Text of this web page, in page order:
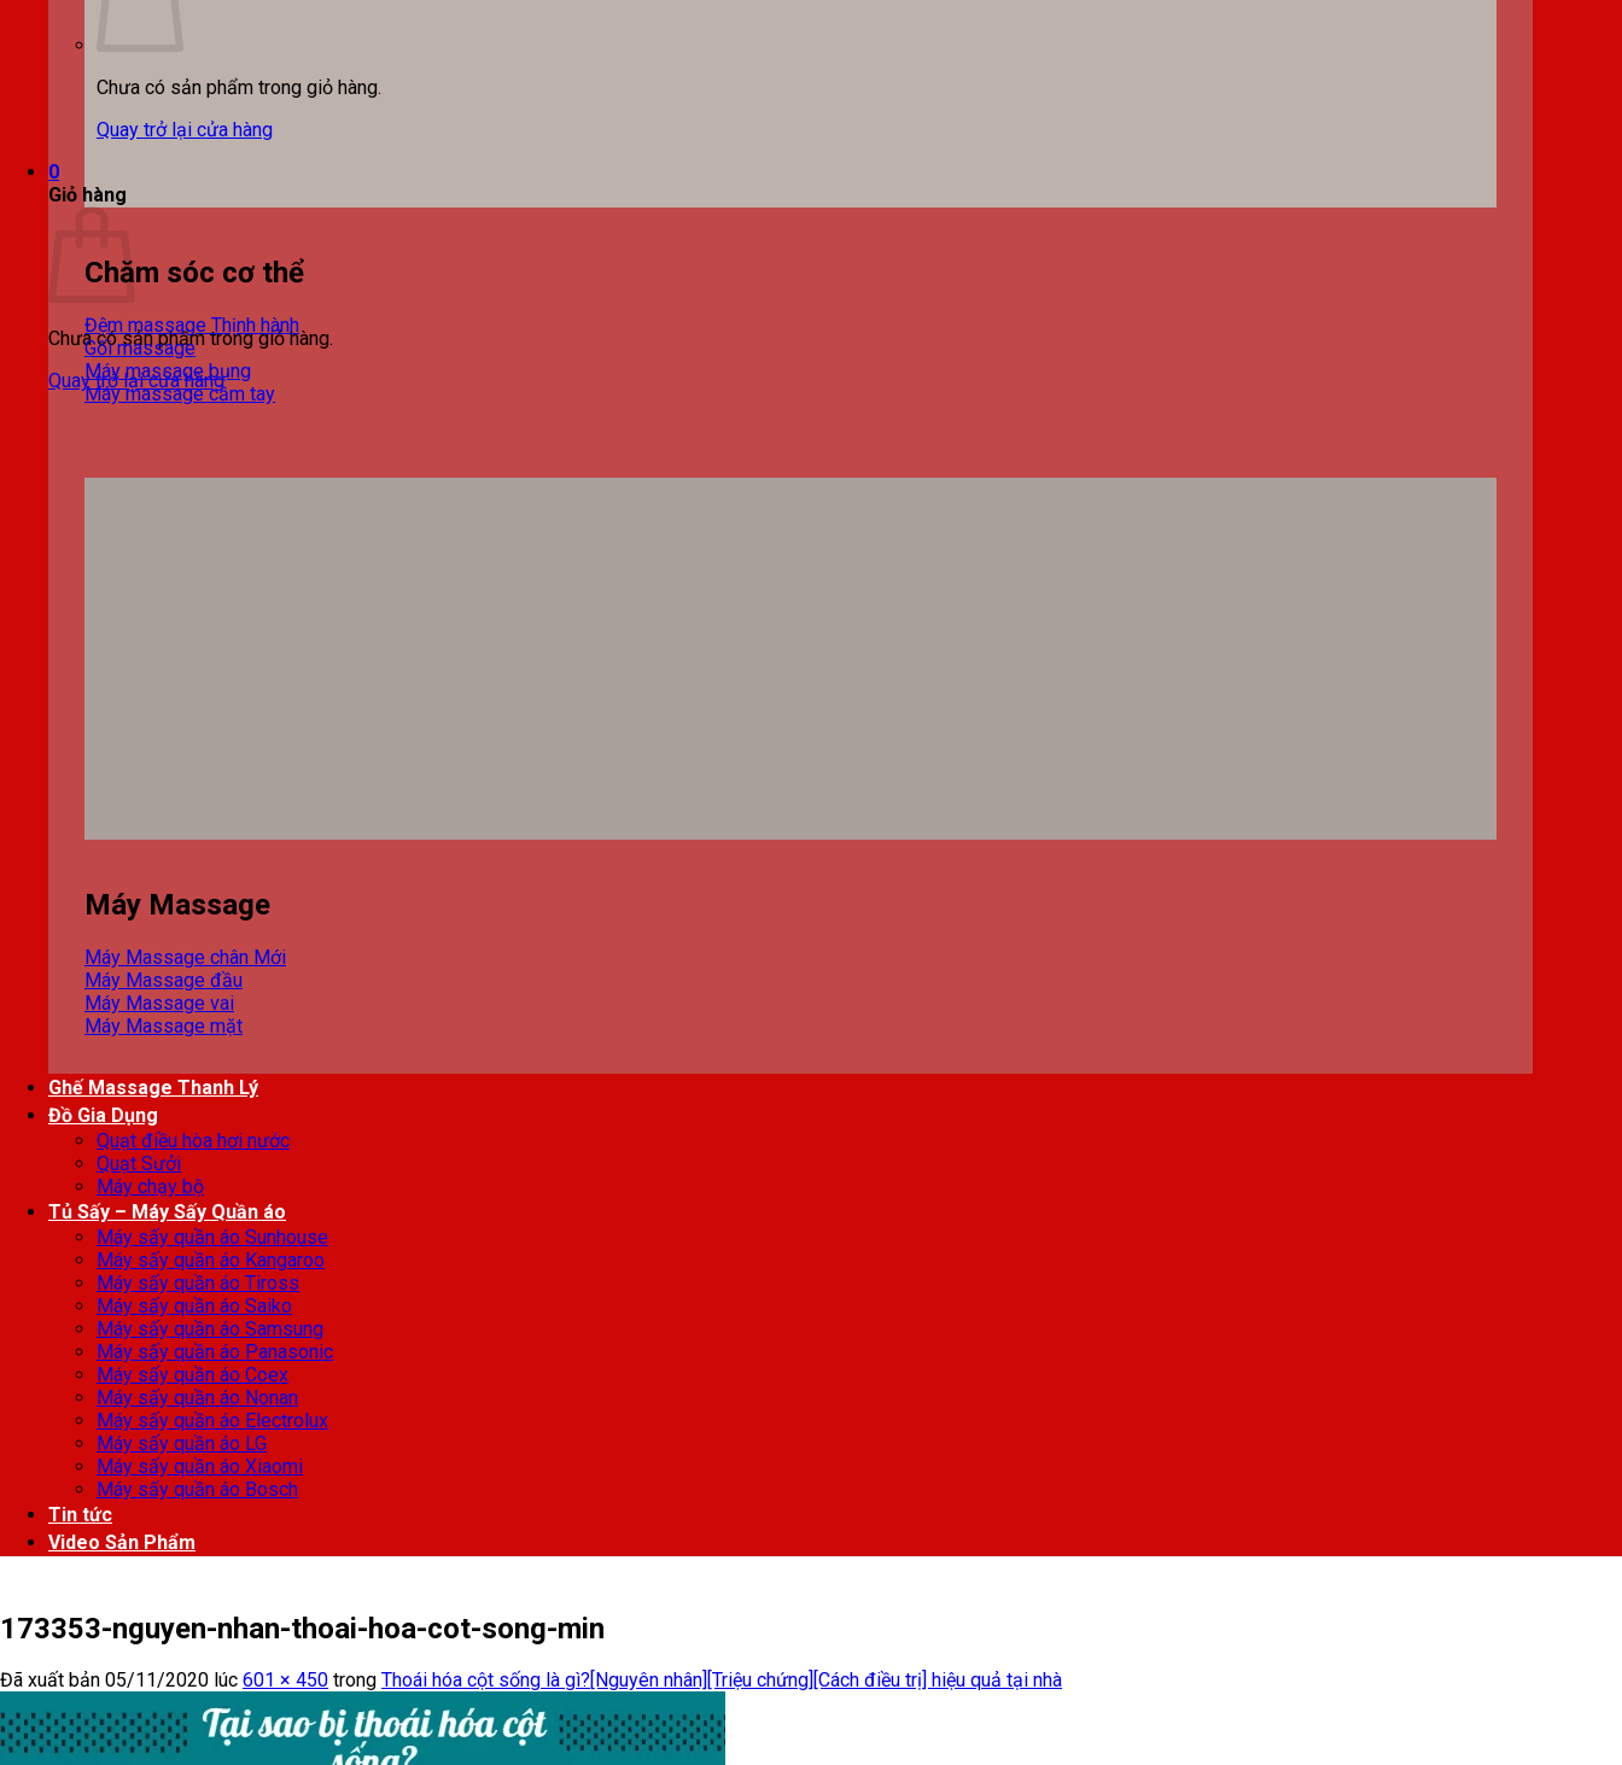
Chưa có sản phẩm trong giỏ hàng.
Quay trở lại cửa hàng
0
Giỏ hàng
Chưa có sản phẩm trong giỏ hàng.
Quay trở lại cửa hàng
Chăm sóc cơ thể
Đệm massage
Gối massage
Máy massage bụng
Máy massage cầm tay
Máy Massage
Máy Massage chân
Máy Massage đầu
Máy Massage vai
Máy Massage mặt
Ghế Massage Thanh Lý
Đồ Gia Dụng
Quạt điều hòa hơi nước
Quạt Sưởi
Máy chạy bộ
Tủ Sấy – Máy Sấy Quần áo
Máy sấy quần áo Sunhouse
Máy sấy quần áo Kangaroo
Máy sấy quần áo Tiross
Máy sấy quần áo Saiko
Máy sấy quần áo Samsung
Máy sấy quần áo Panasonic
Máy sấy quần áo Coex
Máy sấy quần áo Nonan
Máy sấy quần áo Electrolux
Máy sấy quần áo LG
Máy sấy quần áo Xiaomi
Máy sấy quần áo Bosch
Tin tức
Video Sản Phẩm
173353-nguyen-nhan-thoai-hoa-cot-song-min
Đã xuất bản 05/11/2020 lúc 601 × 450 trong Thoái hóa cột sống là gì?[Nguyên nhân][Triệu chứng][Cách điều trị] hiệu quả tại nhà